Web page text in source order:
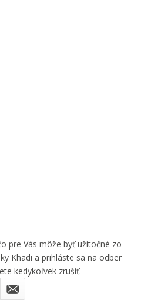
pre Vás môže byť užitočné zo
Khadi a prihláste sa na odber
kedykoľvek zrušiť.